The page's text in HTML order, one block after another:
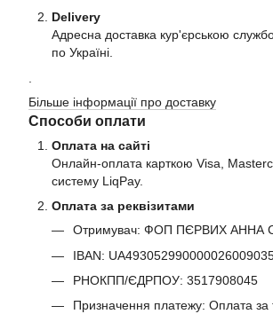
Delivery
Адресна доставка кур'єрською
по Україні.
Більше інформації про доставку
Способи оплати
Оплата на сайті
Онлайн-оплата карткою Visa,
систему LiqPay.
Оплата за реквізитами
Отримувач: ФОП ПЄРВИХ АННА
IBAN:
РНОКПП/ЄДРПОУ: 3517908045
Призначення платежу: Оплата за